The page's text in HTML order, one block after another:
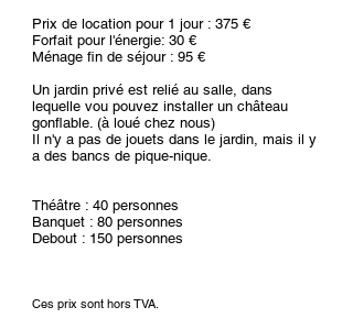
Prix de location pour 1 jour : 375 €
Forfait pour l'énergie: 30 €
Ménage fin de séjour : 95 €
Un jardin privé est relié au salle, dans
lequelle vou pouvez installer un château
gonflable. (à loué chez nous)
Il n'y a pas de jouets dans le jardin, mais il y
a des bancs de pique-nique.
Théâtre : 40 personnes
Banquet : 80 personnes
Debout : 150 personnes
Ces prix sont hors TVA.